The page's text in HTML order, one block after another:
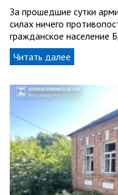
За прошедшие сутки
силах ничего
гражданское население
Читать далее